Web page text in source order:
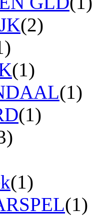
(2)
(1)
(1)
(1)
(1)
(1)